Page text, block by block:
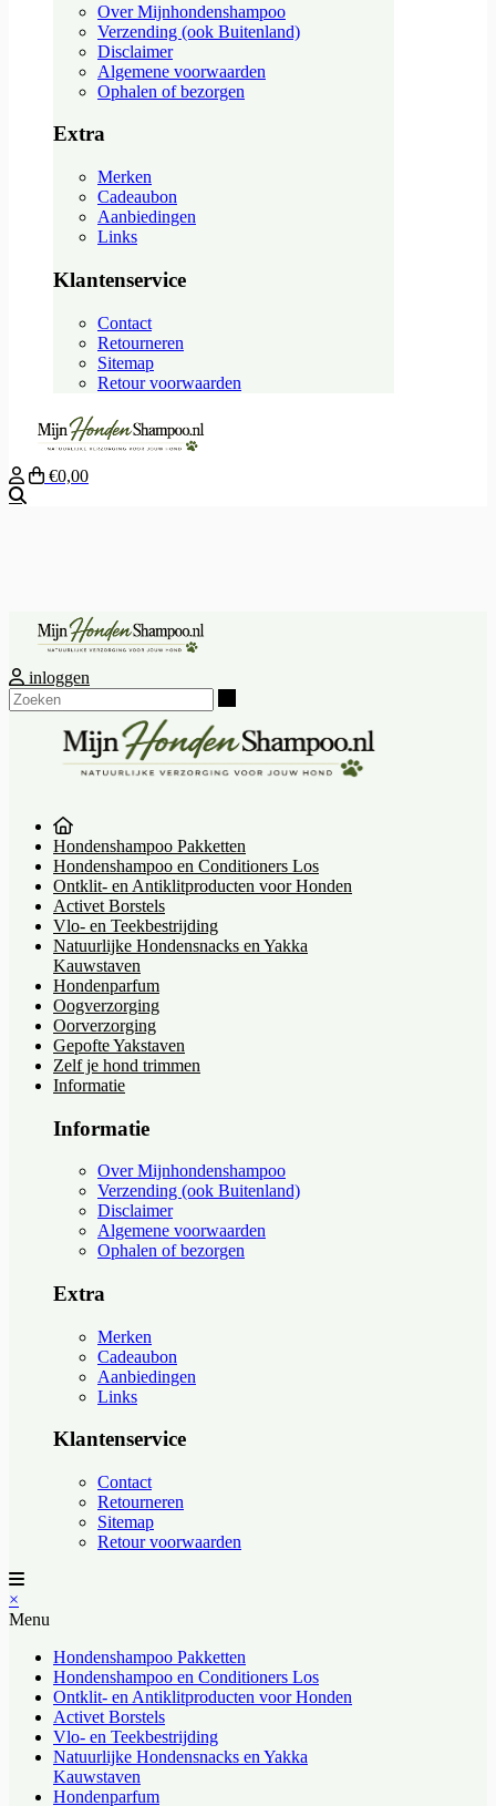
Over Mijnhondenshampoo
Verzending (ook Buitenland)
Disclaimer
Algemene voorwaarden
Ophalen of bezorgen
Extra
Merken
Cadeaubon
Aanbiedingen
Links
Klantenservice
Contact
Retourneren
Sitemap
Retour voorwaarden
€0,00
inloggen
Hondenshampoo Pakketten
Hondenshampoo en Conditioners Los
Ontklit- en Antiklitproducten voor Honden
Activet Borstels
Vlo- en Teekbestrijding
Natuurlijke Hondensnacks en Yakka
Kauwstaven
Hondenparfum
Oogverzorging
Oorverzorging
Gepofte Yakstaven
Zelf je hond trimmen
Informatie
Informatie
Over Mijnhondenshampoo
Verzending (ook Buitenland)
Disclaimer
Algemene voorwaarden
Ophalen of bezorgen
Extra
Merken
Cadeaubon
Aanbiedingen
Links
Klantenservice
Contact
Retourneren
Sitemap
Retour voorwaarden
×
Menu
Hondenshampoo Pakketten
Hondenshampoo en Conditioners Los
Ontklit- en Antiklitproducten voor Honden
Activet Borstels
Vlo- en Teekbestrijding
Natuurlijke Hondensnacks en Yakka
Kauwstaven
Hondenparfum